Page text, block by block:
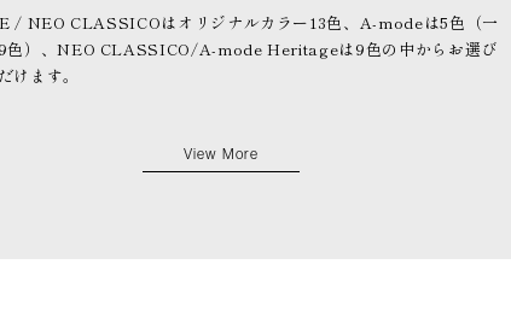
/ NEO CLASSICOはオリジナルカラー13色、A-modeは5色（一
色）、NEO CLASSICO/A-mode Heritageは9色の中からお選び
けます。
View More